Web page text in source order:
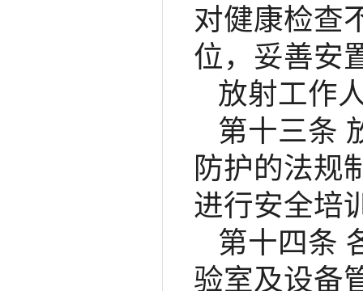
对健康检查
位，妥善安
放射工作
第十三条
防护的法规
进行安全培
第十四条
验室及设备